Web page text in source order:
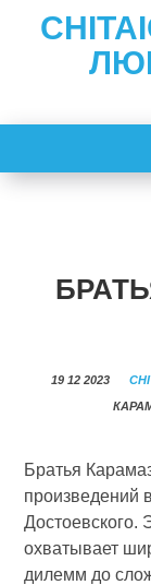
19 12 2023
Братья
произведений
Достоевского.
охватывает
дилемм до